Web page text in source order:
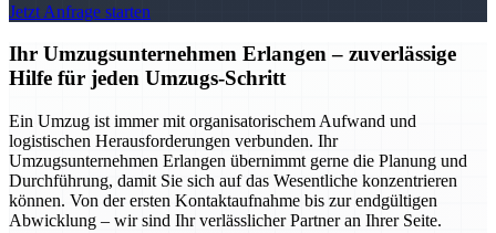
Jetzt Anfrage starten
Ihr Umzugsunternehmen Erlangen – zuverlässige
Hilfe für jeden Umzugs-Schritt
Ein Umzug ist immer mit organisatorischem Aufwand und
logistischen Herausforderungen verbunden. Ihr
Umzugsunternehmen Erlangen übernimmt gerne die Planung und
Durchführung, damit Sie sich auf das Wesentliche konzentrieren
können. Von der ersten Kontaktaufnahme bis zur endgültigen
Abwicklung – wir sind Ihr verlässlicher Partner an Ihrer Seite.